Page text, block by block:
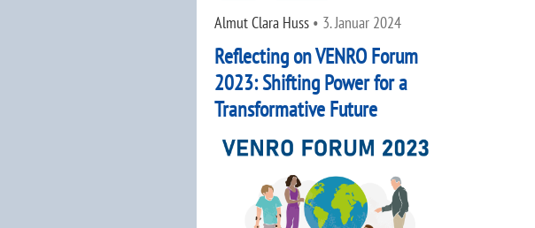
Almut Clara Huss • 3. Januar 2024
Reflecting on VENRO Forum
2023: Shifting Power for a
Transformative Future